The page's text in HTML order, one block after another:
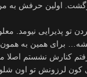
برگشت. اولین حرفش به
تو پذیرایی
برای همین به
کنارش نشستم اصلا
لرزونش تو اون